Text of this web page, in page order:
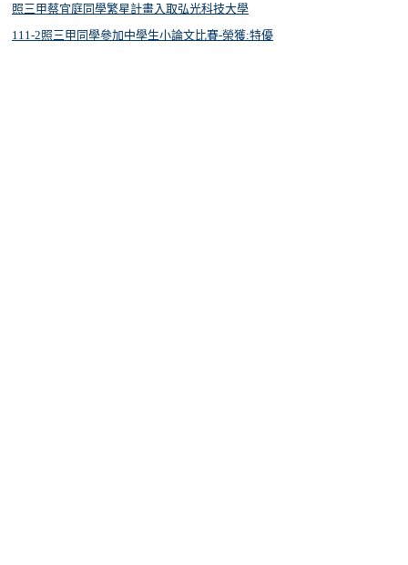
照三甲蔡宜庭同學繁星計畫入取弘光科技大學
111-2照三甲同學參加中學生小論文比賽-榮獲:特優